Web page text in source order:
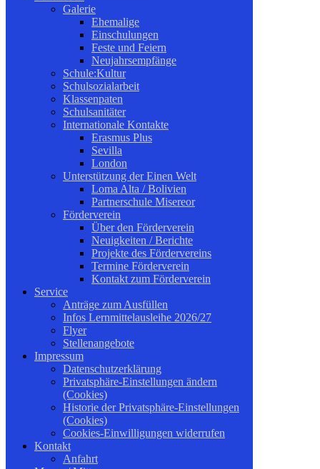
Galerie
Ehemalige
Einschulungen
Feste und Feiern
Neujahrsempfänge
Schule:Kultur
Schulsozialarbeit
Klassenpaten
Schulsanitäter
Internationale Kontakte
Erasmus Plus
Sevilla
London
Unterstützung der Einen Welt
Loma Alta / Bolivien
Partnerschule Misereor
Förderverein
Über den Förderverein
Neuigkeiten / Berichte
Projekte des Fördervereins
Termine Förderverein
Kontakt zum Förderverein
Service
Anträge zum Ausfüllen
Infos Lernmittelausleihe 2026/27
Flyer
Stellenangebote
Impressum
Datenschutzerklärung
Privatsphäre-Einstellungen ändern
(Cookies)
Historie der Privatsphäre-Einstellungen
(Cookies)
Cookies-Einwilligungen widerrufen
Kontakt
Anfahrt